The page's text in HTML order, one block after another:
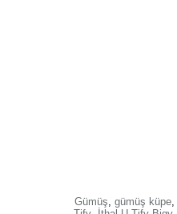
Gümüş, gümüş küpe,